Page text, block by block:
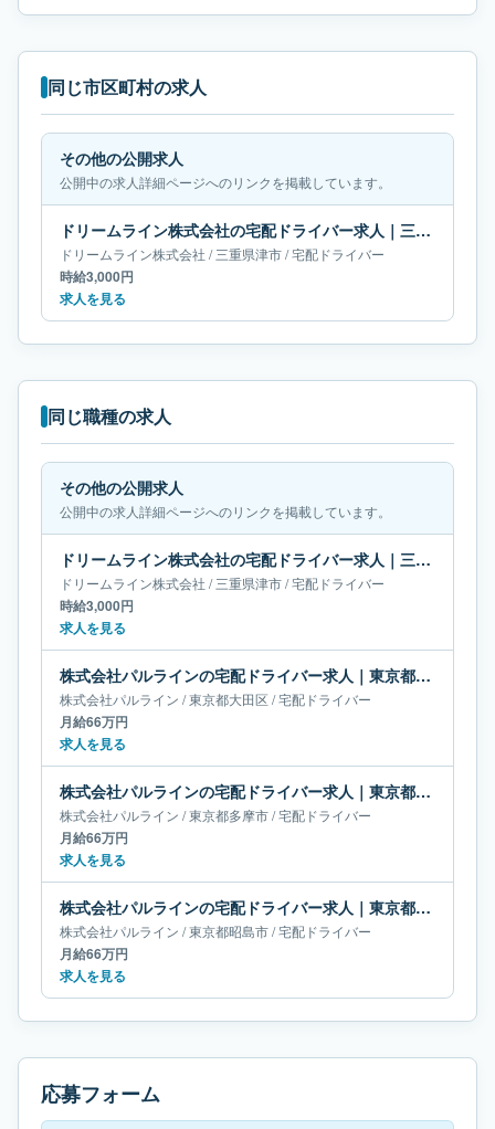
同じ市区町村の求人
その他の公開求人
公開中の求人詳細ページへのリンクを掲載しています。
ドリームライン株式会社の宅配ドライバー求人｜三重県津市
ドリームライン株式会社 /三重県津市/宅配ドライバー
時給3,000円
求人を見る
同じ職種の求人
その他の公開求人
公開中の求人詳細ページへのリンクを掲載しています。
ドリームライン株式会社の宅配ドライバー求人｜三重県津市
ドリームライン株式会社 /三重県津市/宅配ドライバー
時給3,000円
求人を見る
株式会社パルラインの宅配ドライバー求人｜東京都大田区｜月給66万円
株式会社パルライン /東京都大田区 /宅配ドライバー
月給66万円
求人を見る
株式会社パルラインの宅配ドライバー求人｜東京都多摩市｜月給66万円
株式会社パルライン /東京都多摩市/宅配ドライバー
月給66万円
求人を見る
株式会社パルラインの宅配ドライバー求人｜東京都昭島市｜月給66万円
株式会社パルライン /東京都昭島市/宅配ドライバー
月給66万円
求人を見る
応募フォーム